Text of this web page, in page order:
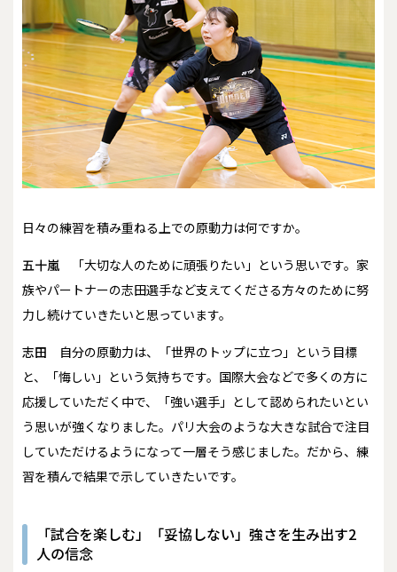
――日々の練習を積み重ねる上での原動力は何ですか。
五十嵐
「大切な人のために頑張りたい」という思いです。家
族やパートナーの志田選手など支えてくださる方々のために努
力し続けていきたいと思っています。
志田
自分の原動力は、「世界のトップに立つ」という目標
と、「悔しい」という気持ちです。国際大会などで多くの方に
応援していただく中で、「強い選手」として認められたいとい
う思いが強くなりました。パリ大会のような大きな試合で注目
していただけるようになって一層そう感じました。だから、練
習を積んで結果で示していきたいです。
「試合を楽しむ」「妥協しない」強さを生み出す2
人の信念